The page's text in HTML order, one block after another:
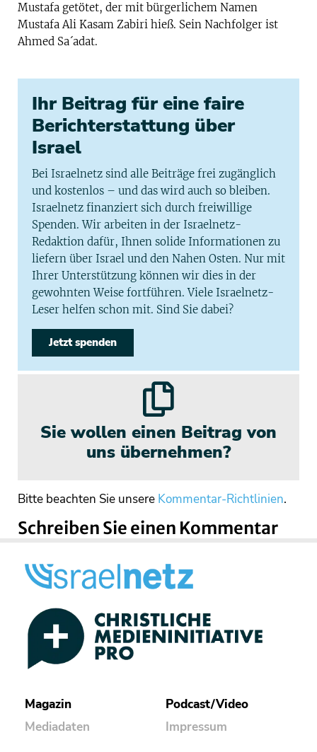
Mustafa getötet, der mit bürgerlichem Namen
Mustafa Ali Kasam Zabiri hieß. Sein Nachfolger ist
Ahmed Sa´adat.
Ihr Beitrag für eine faire
Berichterstattung über
Israel
Bei Israelnetz sind alle Beiträge frei zugänglich
und kostenlos – und das wird auch so bleiben.
Israelnetz finanziert sich durch freiwillige
Spenden. Wir arbeiten in der Israelnetz-
Redaktion dafür, Ihnen solide Informationen zu
liefern über Israel und den Nahen Osten. Nur mit
Ihrer Unterstützung können wir dies in der
gewohnten Weise fortführen. Viele Israelnetz-
Leser helfen schon mit. Sind Sie dabei?
Jetzt spenden
Sie wollen einen Beitrag von
uns übernehmen?
Bitte beachten Sie unsere Kommentar-Richtlinien.
Schreiben Sie einen Kommentar
Magazin
Mediadaten
Podcast/Video
Impressum